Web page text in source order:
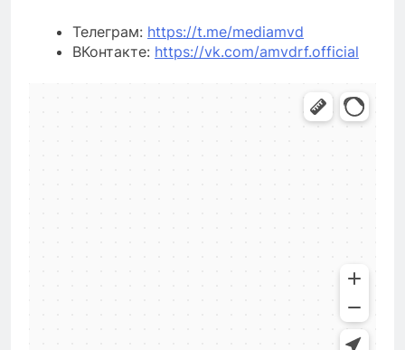
Телеграм: https://t.me/mediamvd
ВКонтакте: https://vk.com/amvdrf.official